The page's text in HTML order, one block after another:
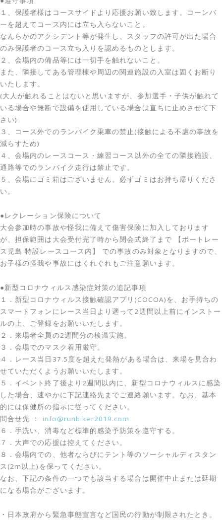
１、保護者様はコースサイドより応援お願い致します。コーンバ
ーを超えてコース内には立ち入らないこと。
なんらかのアクシデント等が発生し、スタッフの許可が出た場合
のみ保護者のコース立ち入りを認めるものとします。
２、会場内の備品等には一切手を触れないこと。
また、隣接してある管理棟や周辺の関連施設の入室は固くお断り
いたします。
(大人が触れることはないと思いますが、参加選手・子供が触れて
いる場合や無断で設備を使用している場合は直ちに止めさせて下
さい)
３、コース外でのランバイク乗車の禁止(接触による不慮の事故を
減らすため)
４、会場内のレースコース・練習コース以外の全ての隣接施設、
通路等でのランバイク走行は禁止です。
５、会場にゴミ箱はございません。必ずゴミはお持ち帰りくださ
い。
●レクレーション保険について
大会参加時の事故や怪我に備えて傷害保険に加入しております
が、担保範囲は大会受付完了時から閉会式終了まで 【ボートレー
ス児島 特設レースコース内】 での事故のみ対象となりますので、
お子様の怪我や事故にはくれぐれもご注意願います。
●新型コロナウィルス感染症対策の追記事項
１．新型コロナウィルス接触確認アプリ(COCOA)を、お手持ちの
スマートフォンにレース当日より遡って2週間以上前にインストー
ルの上、ご登録をお願いいたします。
２．来場者全員の2週間分の検温実施。
３．会場でのマスク着用厳守。
４．レース当日37.5度を超えた発熱がある場合は、来場を見合わ
せていただくようお願いいたします。
５．イベント終了後より2週間以内に、新型コロナウィルスに感染
した場合、速やかに下記連絡先までご連絡願います。なお、基本
的には保健所の指示に従ってください。
問合せ先 ： info@runbiker2019.com
６．手洗い、消毒など標準的感染予防策を遵守する。
７．大声での応援は控えてください。
８．会場内での、他者ならびにテント等のソーシャルディスタン
ス(2m以上)を保ってください。
なお、下記の条件の一つでも該当する場合は開催中止または延期
になる場合がございます。
・日本政府から緊急事態宣言など国民の行動が制限されたとき。